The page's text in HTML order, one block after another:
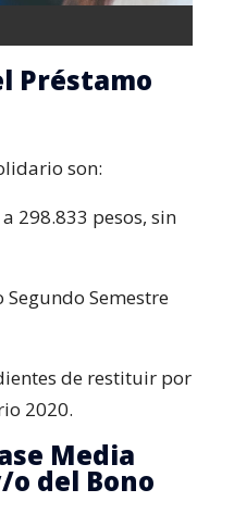
Préstamo
son:
298.833 pesos, sin
Semestre
de restituir por
2020.
Media
o del Bono